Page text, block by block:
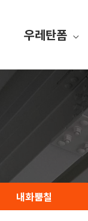
우레탄폼
내화뿜칠